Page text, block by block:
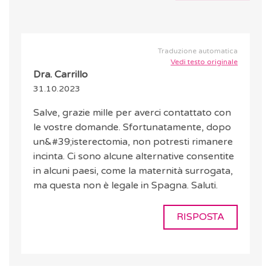
Traduzione automatica
Vedi testo originale
Dra. Carrillo
31.10.2023
Salve, grazie mille per averci contattato con
le vostre domande. Sfortunatamente, dopo
un&#39;isterectomia, non potresti rimanere
incinta. Ci sono alcune alternative consentite
in alcuni paesi, come la maternità surrogata,
ma questa non è legale in Spagna. Saluti.
RISPOSTA